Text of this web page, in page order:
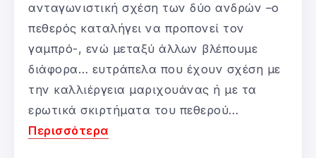
ανταγωνιστική σχέση των δύο ανδρών –ο
πεθερός καταλήγει να προπονεί τον
γαμπρό-, ενώ μεταξύ άλλων βλέπουμε
διάφορα… ευτράπελα που έχουν σχέση με
την καλλιέργεια μαριχουάνας ή με τα
ερωτικά σκιρτήματα του πεθερού…
Περισσότερα